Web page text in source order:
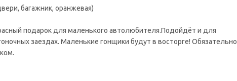
багажник, оранжевая)
подарок для маленького автолюбителя.Подойдёт и для
заездах. Маленькие гонщики будут в восторге! Обязательно